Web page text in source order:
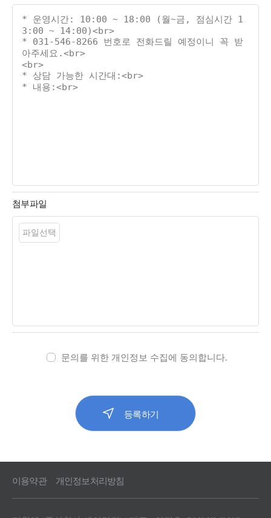
첨부파일
파일선택
문의를 위한 개인정보 수집에 동의합니다.
이용약관 개인정보처리방침